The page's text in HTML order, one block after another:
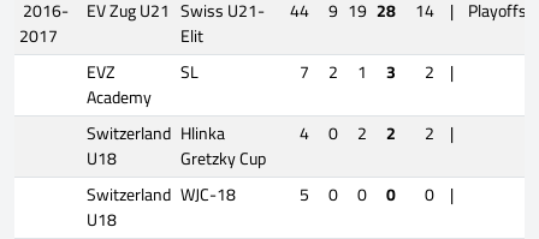
2016-
2017
EV Zug U21 Swiss U21-
Elit
44 9 19 28 14 | Playoffs
EVZ
Academy
SL 7 2 1 3 2 |
Switzerland
U18
Hlinka
Gretzky Cup
4 0 2 2 2 |
Switzerland
U18
WJC-18 5 0 0 0 0 |